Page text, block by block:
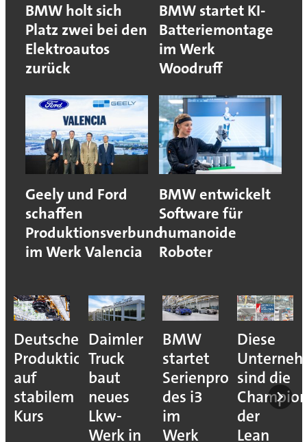
BMW holt sich
Platz zwei bei den
Elektroautos
zurück
BMW startet KI-
Batteriemontage
im Werk
Woodruff
Geely und Ford
schaffen
Produktionsverbund
im Werk Valencia
BMW entwickelt
Software für
humanoide
Roboter
Deutsche
Produktion
auf
stabilem
Kurs
Daimler
Truck
baut
neues
Lkw-
Werk in
BMW
startet
Serienproduktion
des i3
im
Werk
Diese
sind die
der
Lean